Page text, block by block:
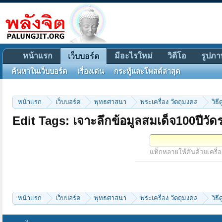
หน้าแรก เว็บบอร์ด พุทธศาสนา พระเครื่อง วัตถุมงคล วิธี
Edit Tags: เจาะลึกข้อมูลสมเด็จ100ปีวัด
แท็กหลายให้คั่นด้วยเครื่
หน้าแรก เว็บบอร์ด พุทธศาสนา พระเครื่อง วัตถุมงคล วิธี
หน้าแรก เว็บบอร์ด
ค้นหาในเว็บบอร์ด เรื่องเด่น กระทู้และโพสต์ล่าสุด
มีอะไรใหม่ วิดีโอ รูปภ